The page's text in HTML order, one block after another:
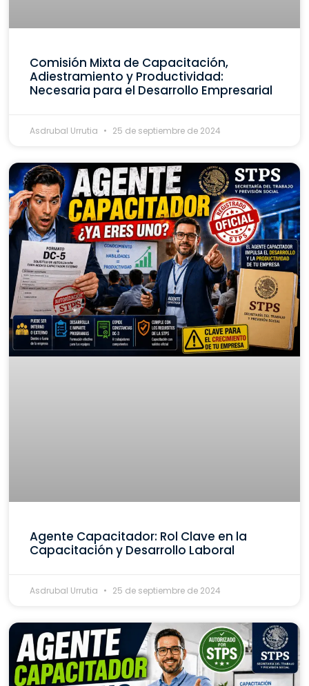
Comisión Mixta de Capacitación,
Adiestramiento y Productividad:
Necesaria para el Desarrollo Empresarial
Asdrubal Urrutia 25 de septiembre de 2024
Agente Capacitador: Rol Clave en la
Capacitación y Desarrollo Laboral
Asdrubal Urrutia 25 de septiembre de 2024